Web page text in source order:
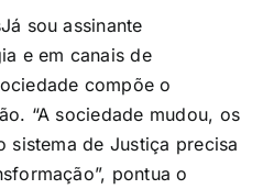
Já sou assinante
e em canais de
compõe o
“A sociedade mudou, os
sistema de Justiça precisa
pontua o